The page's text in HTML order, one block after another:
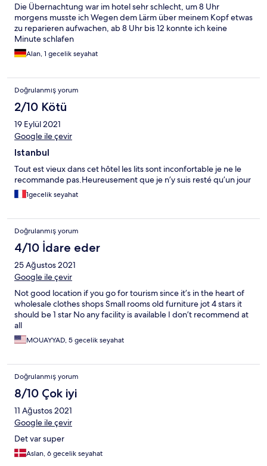
Die Übernachtung war im hotel sehr schlecht, um 8 Uhr
morgens musste ich Wegen dem Lärm über meinem Kopf etwas
zu reparieren aufwachen, ab 8 Uhr bis 12 konnte ich keine
Minute schlafen
Alan, 1 gecelik seyahat
Doğrulanmış yorum
2/10 Kötü
19 Eylül 2021
Google ile çevir
Istanbul
Tout est vieux dans cet hôtel les lits sont inconfortable je ne le
recommande pas.Heureusement que je n’y suis resté qu’un jour
1gecelik seyahat
Doğrulanmış yorum
4/10 İdare eder
25 Ağustos 2021
Google ile çevir
Not good location if you go for tourism since it’s in the heart of
wholesale clothes shops Small rooms old furniture jot 4 stars it
should be 1 star No any facility is available I don’t recommend at
all
MOUAYYAD, 5 gecelik seyahat
Doğrulanmış yorum
8/10 Çok iyi
11 Ağustos 2021
Google ile çevir
Det var super
Aslan, 6 gecelik seyahat